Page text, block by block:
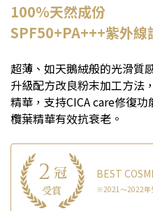
100％天然成份
SPF50+PA+++紫外線
超薄、如天鵝絨般的光滑質
升級配方改良粉末加工方法
精華，支持CICA care修復
欖葉精華有效抗衰老。
BEST
※2021～2022年